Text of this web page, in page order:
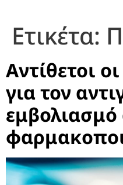
Ετικέτα:
Αντίθετοι
για τον